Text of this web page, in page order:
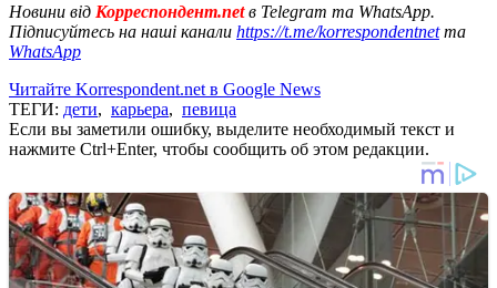
Новини від Корреспондент.netв Telegram та WhatsApp.
Підписуйтесь на наші канали https://t.me/korrespondentnetта
WhatsApp
Читайте Korrespondent.net в Google News
ТЕГИ: дети, карьера, певица
Если вы заметили ошибку, выделите необходимый текст и
нажмите Ctrl+Enter, чтобы сообщить об этом редакции.